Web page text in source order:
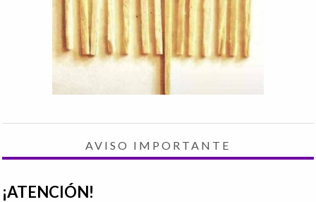
AVISO IMPORTANTE
¡ATENCIÓN!